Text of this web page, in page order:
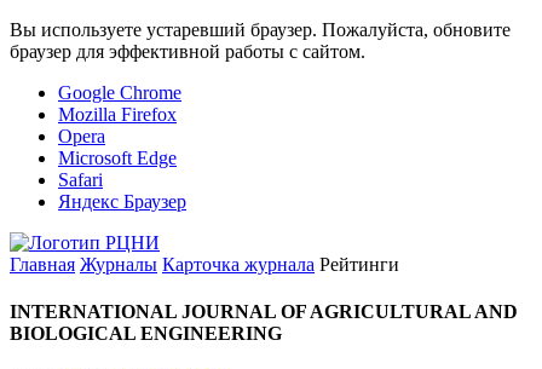
Вы используете устаревший браузер. Пожалуйста, обновите
браузер для эффективной работы с сайтом.
Google Chrome
Mozilla Firefox
Opera
Microsoft Edge
Safari
Яндекс Браузер
Главная Журналы Карточка журнала Рейтинги
INTERNATIONAL JOURNAL OF AGRICULTURAL AND
BIOLOGICAL ENGINEERING